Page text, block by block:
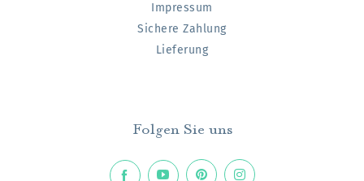
Impressum
Sichere Zahlung
Lieferung
Folgen Sie uns